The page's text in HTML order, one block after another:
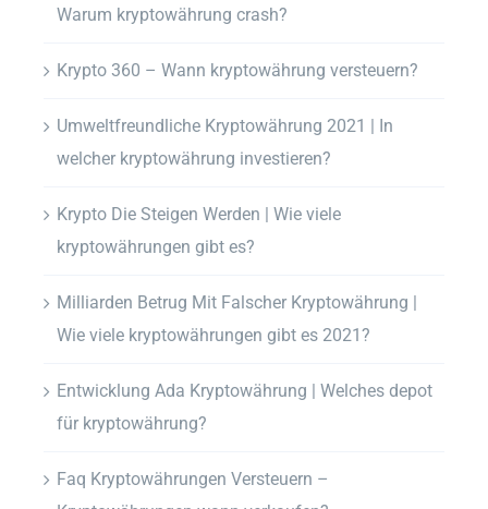
Warum kryptowährung crash?
Krypto 360 – Wann kryptowährung versteuern?
Umweltfreundliche Kryptowährung 2021 | In
welcher kryptowährung investieren?
Krypto Die Steigen Werden | Wie viele
kryptowährungen gibt es?
Milliarden Betrug Mit Falscher Kryptowährung |
Wie viele kryptowährungen gibt es 2021?
Entwicklung Ada Kryptowährung | Welches depot
für kryptowährung?
Faq Kryptowährungen Versteuern –